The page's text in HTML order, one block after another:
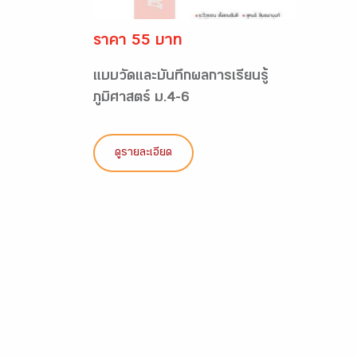
ราคา 55 บาท
แบบวัดและบันทึกผลการเรียนรู้
ภูมิศาสตร์ ม.4-6
ดูรายละเอียด